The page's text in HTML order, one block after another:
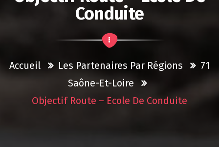
Conduite
Accueil Les Partenaires Par Régions
71
Saône-Et-Loire
Objectif Route – Ecole De Conduite